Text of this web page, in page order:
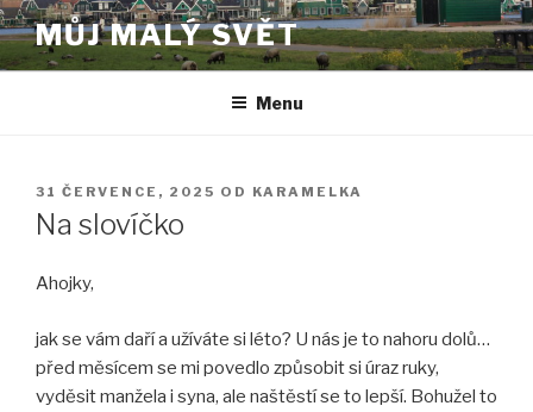
Přejít
k
obsahu
MŮJ MALÝ SVĚT
Menu
PUBLIKOVÁNO
31 ČERVENCE, 2025 OD KARAMELKA
Na slovíčko
Ahojky,
jak se vám daří a užíváte si léto? U nás je to nahoru dolů…
před měsícem se mi povedlo způsobit si úraz ruky,
vyděsit manžela i syna, ale naštěstí se to lepší. Bohužel to